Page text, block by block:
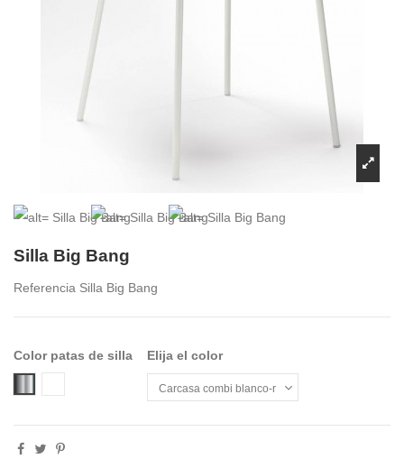
Silla Big Bang
Referencia Silla Big Bang
Color patas de silla
acabado patas cromado
color patas de silla 00 Blanco
Elija el color